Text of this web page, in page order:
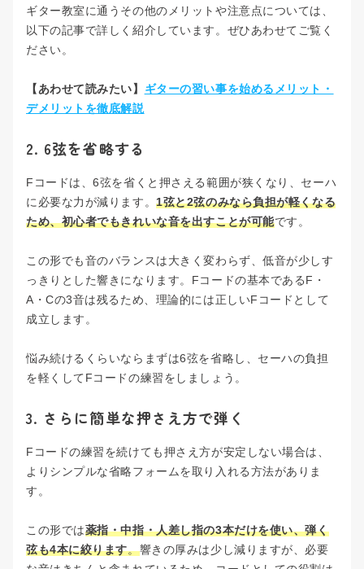
ギター教室に通うその他のメリットや注意点については、
以下の記事で詳しく紹介しています。ぜひあわせてご覧く
ださい。
【あわせて読みたい】 ギターの習い事を始めるメリット・
デメリットを徹底解説
2. 6弦を省略する
Fコードは、6弦を省くと押さえる範囲が狭くなり、セーハ
に必要な力が減ります。1弦と2弦のみなら負担が軽くなる
ため、初心者でもきれいな音を出すことが可能です。
この形でも音のバランスは大きく変わらず、低音が少しす
っきりとした響きになります。Fコードの基本であるF・
A・Cの3音は残るため、理論的には正しいFコードとして
成立します。
悩み続けるくらいならまずは6弦を省略し、セーハの負担
を軽くしてFコードの練習をしましょう。
3. さらに簡単な押さえ方で弾く
Fコードの練習を続けても押さえ方が安定しない場合は、
よりシンプルな省略フォームを取り入れる方法がありま
す。
この形では薬指・中指・人差し指の3本だけを使い、弾く
弦も4本に絞ります。響きの厚みは少し減りますが、必要